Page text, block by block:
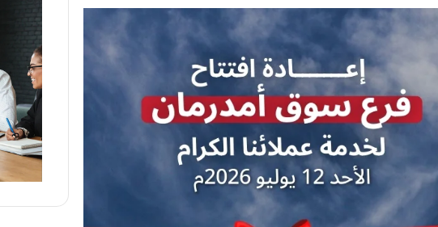
الشمالية